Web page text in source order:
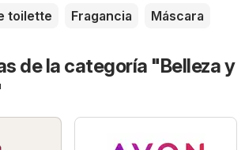
toilette Fragancia Máscara
de la categoría "Belleza y